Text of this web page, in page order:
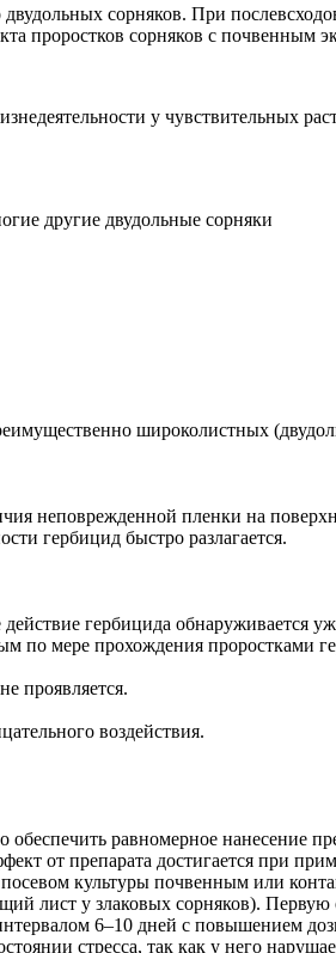
сорняков. При
проростков сорняков с почвенным
у чувствительных
другие двудольные сорняки
широколистных
неповрежденной пленки на
гербицид быстро разлагается.
гербицида обнаруживается
по мере прохождения проростками
проявляется.
воздействия.
равномерное нанесение
от препарата достигается при
культуры почвенным или
лист у злаковых сорняков). Первую
6–10 дней с повышением
стресса, так как у него